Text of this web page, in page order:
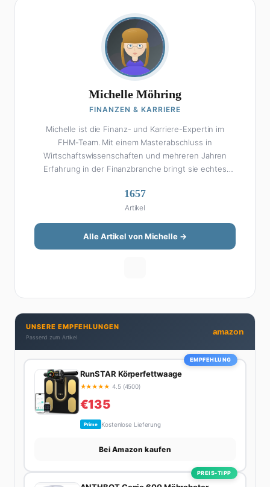
Michelle Möhring
FINANZEN & KARRIERE
Michelle ist die Finanz- und Karriere-Expertin im
FHM-Team. Mit einem Masterabschluss in
Wirtschaftswissenschaften und mehreren Jahren
Erfahrung in der Finanzbranche bringt sie echtes
Michelle klingt Altersvorsorge nicht wie eine
Steuererklärung. Ihre Stärke liegt darin, komplexe
Finanzthemen so aufzubereiten, dass sie jeder
versteht – ohne Fachchinesisch, dafür mit konkreten
Tipps zum Umsetzen. Von ETF-Strategien über
Privatleben unter einen Hut bekommt. Privat ist sie
bekennende Kaffee-Süchtige (3+ Tassen am Tag,
Minimum), Podcast-Hörerin und verbringt ihre
Wochenenden am liebsten in der Natur oder auf dem
1657
Artikel
Alle Artikel von Michelle →
UNSERE EMPFEHLUNGEN
Passend zum Artikel
amazon
EMPFEHLUNG
RunSTAR Körperfettwaage
★★★★★ 4.5 (4500)
€135
Prime Kostenlose Lieferung
Bei Amazon kaufen
PREIS-TIPP